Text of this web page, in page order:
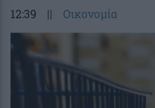
12:39 || Οικονομία